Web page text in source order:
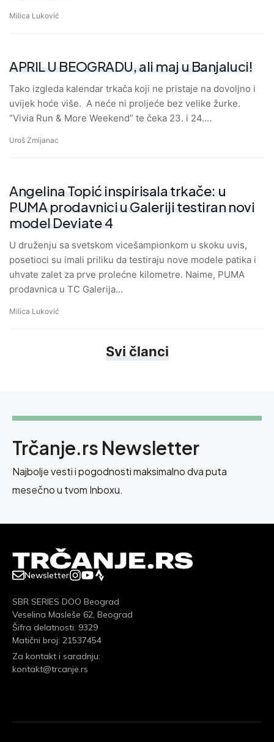
Milica Luković
APRIL U BEOGRADU, ali maj u Banjaluci!
Tako izgleda kalendar trkača koji ne pristaje na dovoljno i
uvijek hoće više. A neće ni proljeće bez velike žurke.
“Vivia Run & More Weekend” te čeka 23. i 24.…
Uroš Zmijanac
Angelina Topić inspirisala trkače: u
PUMA prodavnici u Galeriji testiran novi
model Deviate 4
U druženju sa svetskom vicešampionkom u skoku uvis,
posetioci su imali priliku da testiraju nove modele patika i
uhvate zalet za prve prolećne kilometre. Naime, PUMA
prodavnica u TC Galerija…
Milica Luković
Svi članci
Trčanje.rs Newsletter
Najbolje vesti i pogodnosti maksimalno dva puta
mesečno u tvom Inboxu.
Newsletter
SBR SERIES DOO Beograd
Veselina Masleše 62, Beograd
Šifra delatnosti: 9329
Matični broj: 21537454
Za kontakt i saradnju:
kontakt@trcanje.rs